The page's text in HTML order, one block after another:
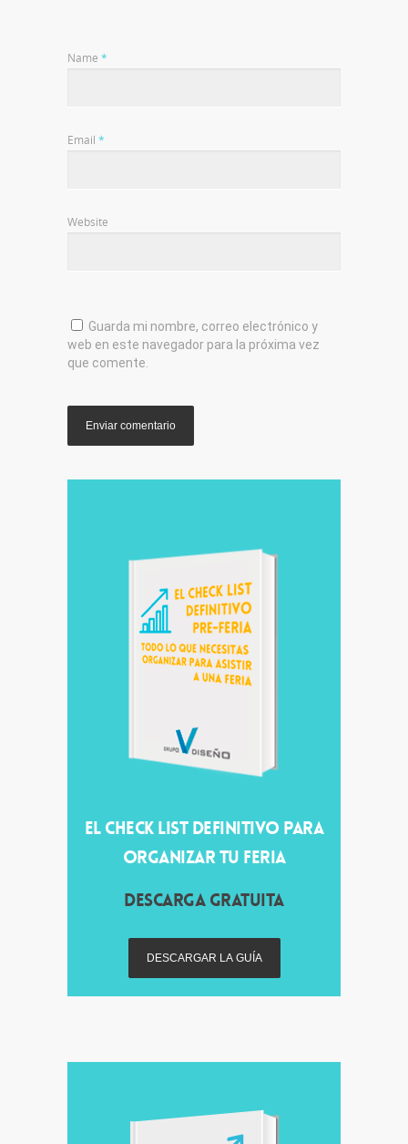
Name *
Email *
Website
Guarda mi nombre, correo electrónico y
web en este navegador para la próxima vez
que comente.
EL CHECK LIST DEFINITIVO PARA
ORGANIZAR TU FERIA
DESCARGA GRATUITA